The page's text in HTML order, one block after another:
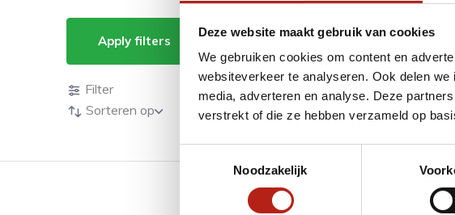
Deze website maakt gebruik van cookies
We gebruiken cookies om content en
websiteverkeer te analyseren. Ook delen
media, adverteren en analyse. Deze
verstrekt of die ze hebben verzameld op
Noodzakelijk
Apply filters Producten getagd met blauwe
Producten
Filter
Sorteren op
GRATIS verzending v.a €75